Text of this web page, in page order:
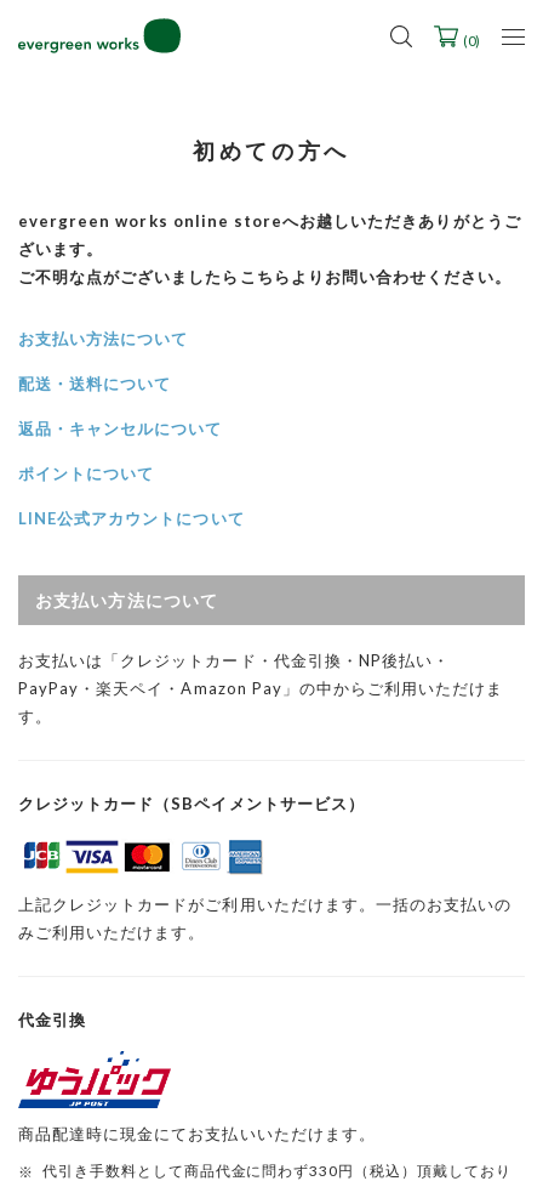
2027年ご入学用ランドセル受注会スケジュール
(0)
初めての方へ
evergreen works online storeへお越しいただきありがとうご
ざいます。
ご不明な点がございましたら こちら よりお問い合わせください。
お支払い方法について
配送・送料について
返品・キャンセルについて
ポイントについて
LINE公式アカウントについて
お支払い方法について
お支払いは「クレジットカード・代金引換・NP後払い・
PayPay・楽天ペイ・Amazon Pay」の中からご利用いただけま
す。
クレジットカード（SBペイメントサービス）
上記クレジットカードがご利用いただけます。一括のお支払いの
みご利用いただけます。
代金引換
商品配達時に現金にてお支払いいただけます。
代引き手数料として商品代金に問わず330円（税込）頂戴しており